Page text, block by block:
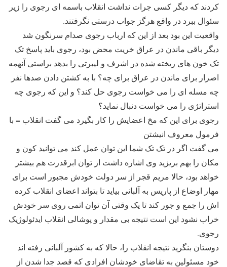
کردند که دیگر کسی جرات نداشت انقلاب باسمه ای رجوی را زیر
سئوال ببرد در واقع هرگز جواب درستی نگرفتند.
واقعیت این بود بعد از این که ارباب رجوی صدام سرنگون شد
دیگر باقی ماندن در عراق خریت محض بود، رجوی باید پاسخ تک
تک خون های ریخته شده در اشرف و لیبرتی را بدهد براستی آنهمه
اصرار برای ماندن در عراق برای چه؟ با به کشتن دادن صدها نفر
چه مسله ای را می خواست رجوی حل کند؟ و این که رجوی چه
استراتژی را می خواست دنبال نماید؟
رجوی برای این که مخ اعضایش را کار بگیرد می گفت انقلاب = با
فرمول معروف انیشتن
می گفت اگر در تک تک شما این توان عمل کند می توانید کون و
مکان را بهم بریزید وی اشاره داشت از توان ابرقدرت هم بیشتر
خواهد بود، حالا مریم قجر از سر دولت خودش مجبور است برای
مهار اوضاع از پاریس به آلبانی بیاید تا بتواند اعضای انقلاب کرده
اش را جمع و جور کند تا یک وقتی آن توان اتمی روی سر خودش
خراب نشود این است نتیجه بی مقدار و پوشالی انقلاب ایدئولوژیک
رجوی.
دوستان بنگرید نتیجه انقلاب را، حالا که به کشور آلبانی رفته اند
خود مسئولین به تقاضای خودشان افرادی که قصد جدا شدن از